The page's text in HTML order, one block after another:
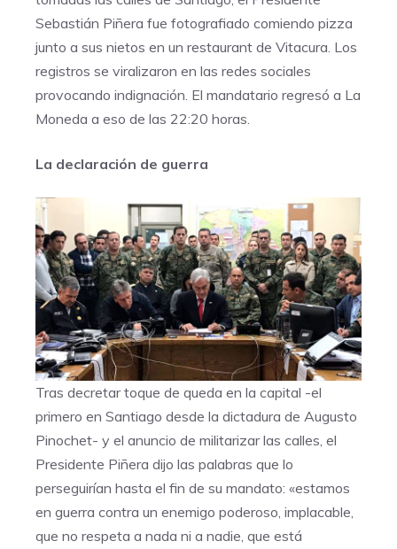
Sebastián Piñera fue fotografiado comiendo pizza
junto a sus nietos en un restaurant de Vitacura. Los
registros se viralizaron en las redes sociales
provocando indignación. El mandatario regresó a La
Moneda a eso de las 22:20 horas.
La declaración de guerra
Tras decretar toque de queda en la capital -el
primero en Santiago desde la dictadura de Augusto
Pinochet- y el anuncio de militarizar las calles, el
Presidente Piñera dijo las palabras que lo
perseguirían hasta el fin de su mandato: «estamos
en guerra contra un enemigo poderoso, implacable,
que no respeta a nada ni a nadie, que está